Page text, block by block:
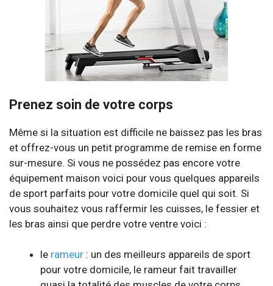
Prenez soin de votre corps
Même si la situation est difficile ne baissez pas les bras
et offrez-vous un petit programme de remise en forme
sur-mesure. Si vous ne possédez pas encore votre
équipement maison voici pour vous quelques appareils
de sport parfaits pour votre domicile quel qui soit. Si
vous souhaitez vous raffermir les cuisses, le fessier et
les bras ainsi que perdre votre ventre voici :
le rameur : un des meilleurs appareils de sport
pour votre domicile, le rameur fait travailler